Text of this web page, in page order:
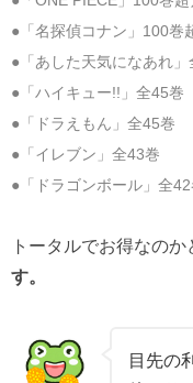
●「名探偵コナン」100巻
●「あした天気になあれ」
●「ハイキュー!!」全45巻
●「ドラえもん」全45巻
●「イレブン」全43巻
●「ドラゴンボール」全42
トータルでお得なのか
す。
目先の